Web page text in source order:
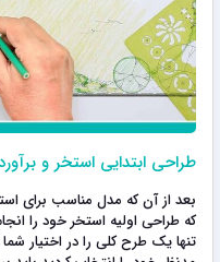
طراحی ابتدایی استخر و
بعد از آن که مدل مناسب برای
که طراحی اولیه استخر خود را
تنها یک طرح کلی را در اختیار